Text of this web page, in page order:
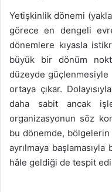
Yetişkinlik dönemi
görece en dengeli
dönemlere kıyasla
büyük bir dönüm
düzeyde güçlenmesiyle
ortaya çıkar.
daha sabit ancak
organizasyonun söz
bu dönemde,
ayrılmaya başlamasıyla
hâle geldiği de tespit